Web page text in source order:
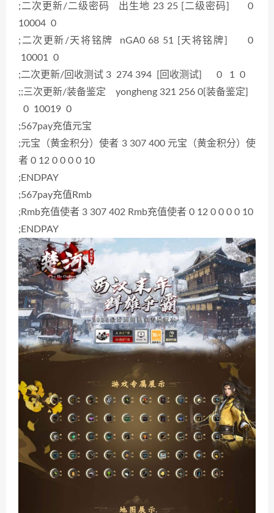
;二次更新/二级密码 出生地 23 25 [二级密码] 0
10004 0
;二次更新/天将铭牌 nGA0 68 51 [天将铭牌] 0
10001 0
;二次更新/回收测试 3 274 394 [回收测试] 0 1 0
;;三次更新/装备鉴定 yongheng 321 256 0[装备鉴定]
0 10019 0
;567pay充值元宝
;元宝（黄金积分）使者 3 307 400 元宝（黄金积分）使
者 0 12 0 0 0 0 10
;ENDPAY
;567pay充值Rmb
;Rmb充值使者 3 307 402 Rmb充值使者 0 12 0 0 0 0 10
;ENDPAY